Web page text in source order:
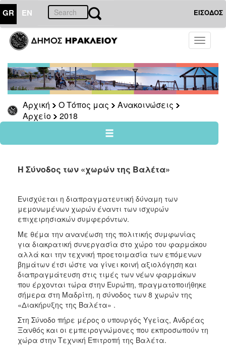
GR EN ΕΙΣΟΔΟΣ
Toggle
Αρχική Ο Τόπος μας
Ανακοινώσεις
Αρχείο
2018
ΤΟΠΟΣ
ΜΑΣ
Ανακοινώσεις
Αρχείο
2026
2025
2020
2019
2018
2017
2016
2015
2012
2011
Η Σύνοδος των «χωρών της Βαλέτα»
Ενισχύεται η διαπραγματευτική δύναμη των
μεμονωμένων χωρών έναντι των ισχυρών
επιχειρησιακών συμφερόντων.
Με θέμα την ανανέωση της πολιτικής συμφωνίας
για διακρατική συνεργασία στο χώρο του φαρμάκου
αλλά και την τεχνική προετοιμασία των επόμενων
βημάτων έτσι ώστε να γίνει κοινή αξιολόγηση και
διαπραγμάτευση στις τιμές των νέων φαρμάκων
που έρχονται τώρα στην Ευρώπη, πραγματοποιήθηκε
σήμερα στη Μαδρίτη, η σύνοδος των 8 χωρών της
«Διακήρυξης της Βαλέτα» .
Στη Σύνοδο πήρε μέρος ο υπουργός Υγείας, Ανδρέας
Ξανθός και οι εμπειρογνώμονες που εκπροσωπούν τη
χώρα στην Τεχνική Επιτροπή της Βαλέτα.